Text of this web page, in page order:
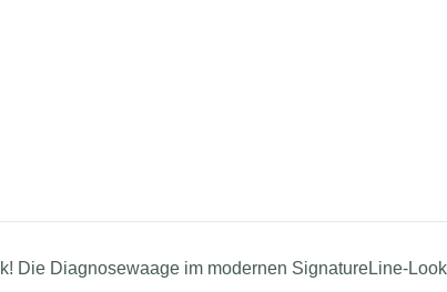
Die Diagnosewaage im modernen SignatureLine-